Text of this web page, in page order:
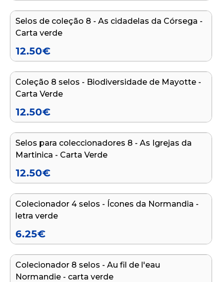
Selos de coleção 8 - As cidadelas da Córsega -
Carta verde
12.50€
Coleção 8 selos - Biodiversidade de Mayotte -
Carta Verde
12.50€
Selos para coleccionadores 8 - As Igrejas da
Martinica - Carta Verde
12.50€
Colecionador 4 selos - Ícones da Normandia -
letra verde
6.25€
Colecionador 8 selos - Au fil de l'eau
Normandie - carta verde